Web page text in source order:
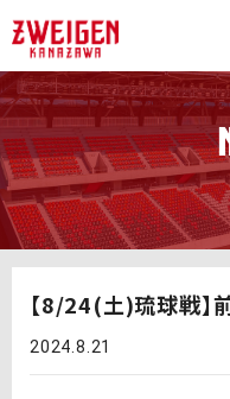
【8/24(土)琉球戦】
2024.8.21